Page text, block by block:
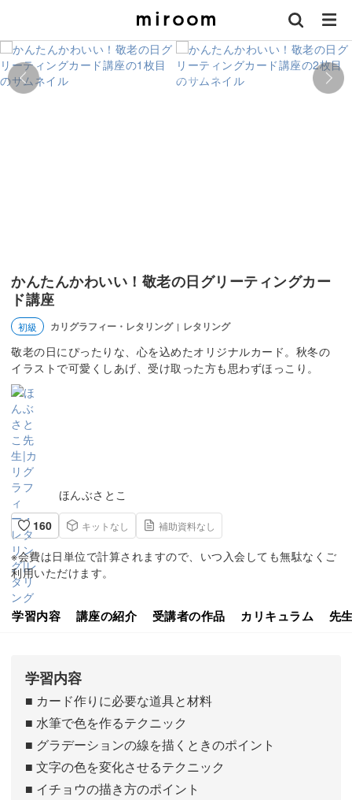
かんたんかわいい！敬老の日グリーティングカー
ド講座
初級 カリグラフィー・レタリング | レタリング
敬老の日にぴったりな、心を込めたオリジナルカード。秋冬の
イラストで可愛くしあげ、受け取った方も思わずほっこり。
ほんぶさとこ
160
キットなし 補助資料なし
※会費は日単位で計算されますので、いつ入会しても無駄なくご
利用いただけます。
学習内容 講座の紹介 受講者の作品 カリキュラム 先
学習内容
■ カード作りに必要な道具と材料
■ 水筆で色を作るテクニック
■ グラデーションの線を描くときのポイント
■ 文字の色を変化させるテクニック
■ イチョウの描き方のポイント